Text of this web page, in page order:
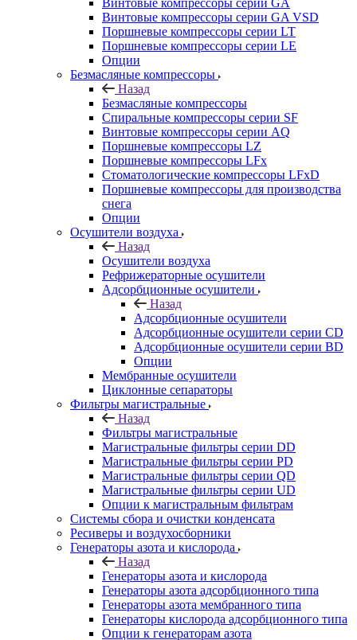
Винтовые компрессоры cерии GA
Винтовые компрессоры cерии GA VSD
Поршневые компрессоры серии LT
Поршневые компрессоры серии LE
Опции
Безмасляные компрессоры
Назад
Безмасляные компрессоры
Спиральные компрессоры серии SF
Винтовые компрессоры серии AQ
Поршневые компрессоры LZ
Поршневые компрессоры LFx
Стоматологические компрессоры LFxD
Поршневые компрессоры для производства
снега
Опции
Осушители воздуха
Назад
Осушители воздуха
Рефрижераторные осушители
Адсорбционные осушители
Назад
Адсорбционные осушители
Адсорбционные осушители серии CD
Адсорбционные осушители серии BD
Опции
Мембранные осушители
Циклонные сепараторы
Фильтры магистральные
Назад
Фильтры магистральные
Магистральные фильтры серии DD
Магистральные фильтры серии PD
Магистральные фильтры серии QD
Магистральные фильтры серии UD
Опции к магистральным фильтрам
Системы сбора и очистки конденсата
Ресиверы и воздухосборники
Генераторы азота и кислорода
Назад
Генераторы азота и кислорода
Генераторы азота адсорбционного типа
Генераторы азота мембранного типа
Генераторы кислорода адсорбционного типа
Опции к генераторам азота